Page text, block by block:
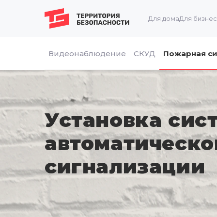
Для домаДля
Видеонаблюдение СКУД Пожарная
Установка
сигнализации